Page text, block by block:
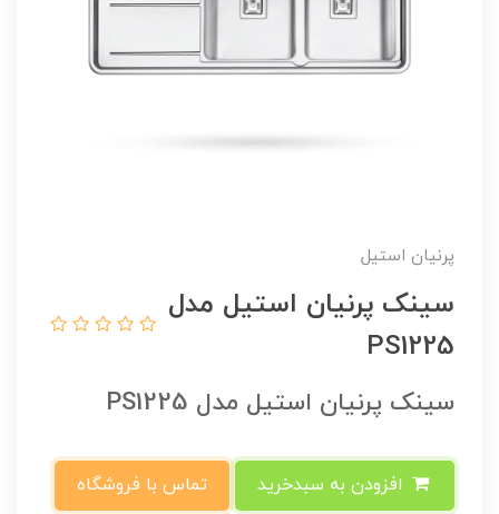
پرنیان استیل
سینک پرنیان استیل مدل
PS1225
سینک پرنیان استیل مدل PS1225
تماس با فروشگاه